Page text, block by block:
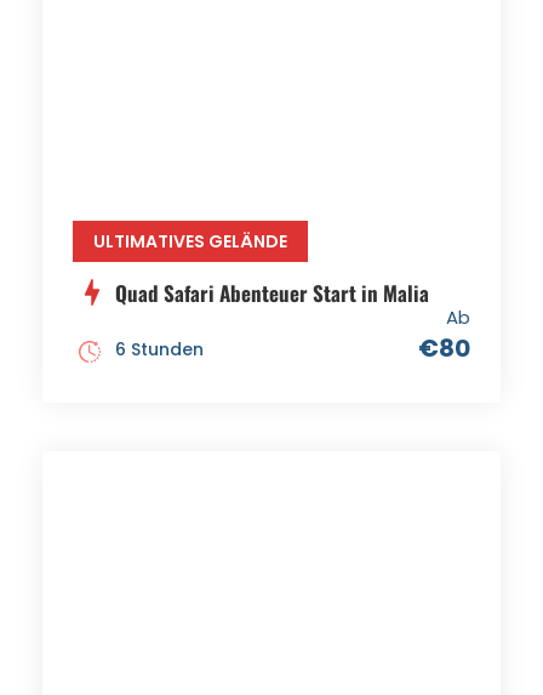
ULTIMATIVES GELÄNDE
Quad Safari Abenteuer Start in Malia
Ab
€80
6 Stunden